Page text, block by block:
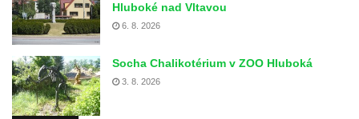
Hluboké nad Vltavou
6. 8. 2026
Socha Chalikotérium v ZOO Hluboká
3. 8. 2026